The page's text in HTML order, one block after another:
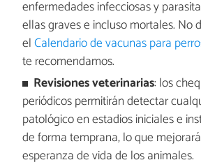
enfermedades infecciosas y
ellas graves e incluso mortales. No
elCalendario de vacunas para
te recomendamos.
Revisiones veterinarias: los
periódicos permitirán detectar
patológico en estadios iniciales e
de forma temprana, lo que
esperanza de vida de los animales.